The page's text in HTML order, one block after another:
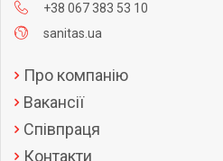
+38 067 383 53 10
sanitas.ua
Про компанію
Вакансії
Співпраця
Контакти